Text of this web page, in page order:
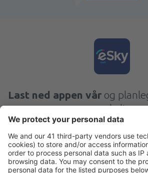
Last ned appen vår og
enkelt